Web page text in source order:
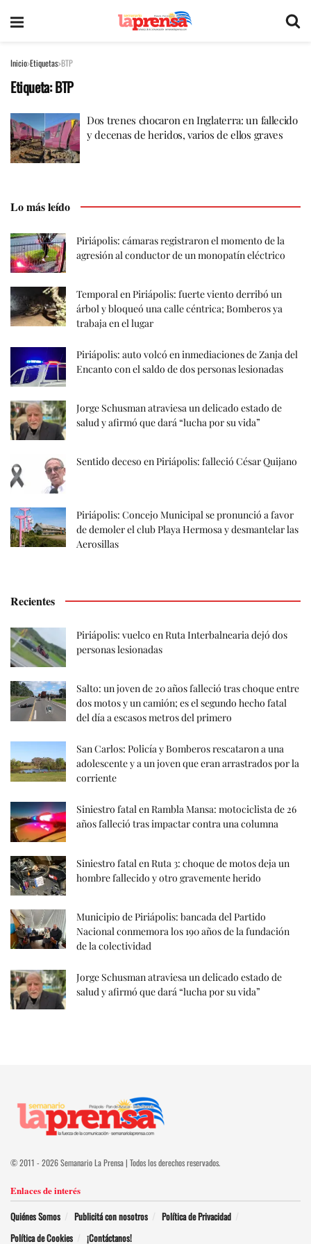
Inicio Etiquetas BTP
Etiqueta:BTP
Dos trenes chocaron en Inglaterra: un fallecido
y decenas de heridos, varios de ellos graves
Lo más leído
Piriápolis: cámaras registraron el momento de la
agresión al conductor de un monopatín eléctrico
Temporal en Piriápolis: fuerte viento derribó un
árbol y bloqueó una calle céntrica; Bomberos ya
trabaja en el lugar
Piriápolis: auto volcó en inmediaciones de Zanja del
Encanto con el saldo de dos personas lesionadas
Jorge Schusman atraviesa un delicado estado de
salud y afirmó que dará “lucha por su vida”
Sentido deceso en Piriápolis: falleció César Quijano
Piriápolis: Concejo Municipal se pronunció a favor
de demoler el club Playa Hermosa y desmantelar las
Aerosillas
Recientes
Piriápolis: vuelco en Ruta Interbalnearia dejó dos
personas lesionadas
Salto: un joven de 20 años falleció tras choque entre
dos motos y un camión; es el segundo hecho fatal
del día a escasos metros del primero
San Carlos: Policía y Bomberos rescataron a una
adolescente y a un joven que eran arrastrados por la
corriente
Siniestro fatal en Rambla Mansa: motociclista de 26
años falleció tras impactar contra una columna
Siniestro fatal en Ruta 3: choque de motos deja un
hombre fallecido y otro gravemente herido
Municipio de Piriápolis: bancada del Partido
Nacional conmemora los 190 años de la fundación
de la colectividad
Jorge Schusman atraviesa un delicado estado de
salud y afirmó que dará “lucha por su vida”
© 2011 - 2026 Semanario La Prensa | Todos los derechos reservados.
Enlaces de interés
Quiénes Somos Publicitá con nosotros
Política de Privacidad
Política de Cookies
¡Contáctanos!